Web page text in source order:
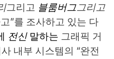
그리고 블룸버그그리고
”를 조사하고 있는 다
전신말하는 그래픽 거
내부 시스템의 “완전